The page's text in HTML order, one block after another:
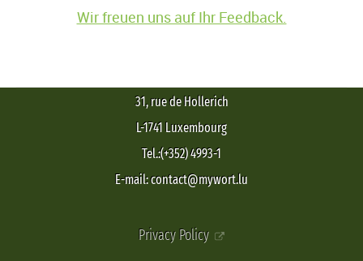
Wir freuen uns auf Ihr Feedback.
31, rue de Hollerich
L-1741 Luxembourg
Tel.:(+352) 4993-1
E-mail: contact@mywort.lu
Privacy Policy